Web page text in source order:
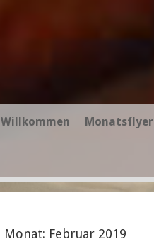
Willkommen Monatsflyer
Monat: Februar 2019